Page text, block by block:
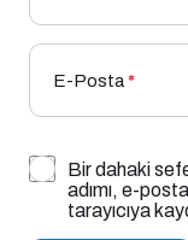
E-Posta*
Bir dahaki
adımı, e-
tarayıcıya